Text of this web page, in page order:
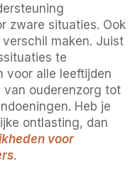
zware situaties. Ook
maken. Juist
te
voor alle leeftijden
van ouderenzorg tot
Heb je
ontlasting, dan
voor
.